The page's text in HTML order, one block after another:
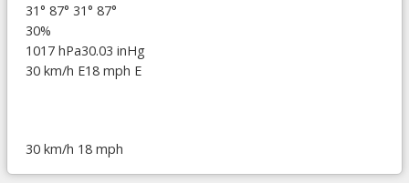
31° 87° 31° 87°
30%
1017 hPa30.03 inHg
30 km/h E18 mph E
30 km/h 18 mph